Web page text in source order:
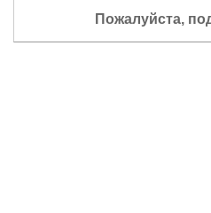
Пожалуйста,